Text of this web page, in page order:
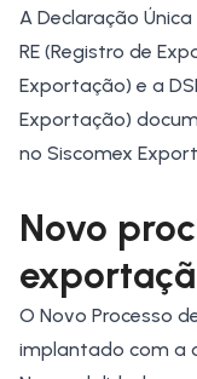
A Declaração
RE (Registro de
Exportação) e a
Exportação)
no Siscomex
Novo
O Novo Processo
implantado com a